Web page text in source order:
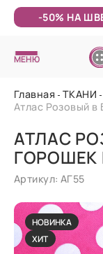
-50% НА
МЕНЮ
Главная ТКАНИ
Атлас Розовый в
АТЛАС
ГОРОШЕК
Артикул: АГ55
НОВИНКА
ХИТ